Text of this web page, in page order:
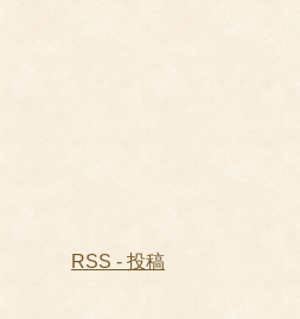
RSS - 投稿